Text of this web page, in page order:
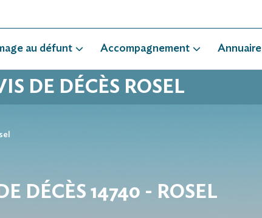
au défunt Accompagnement Annuaire
DE DÉCÈS ROSEL
DÉCÈS 14740 - ROSEL